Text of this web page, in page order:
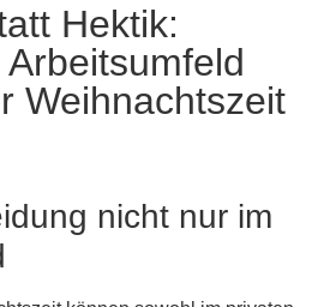
Hektik:
Weihnachtszeit
nicht nur im